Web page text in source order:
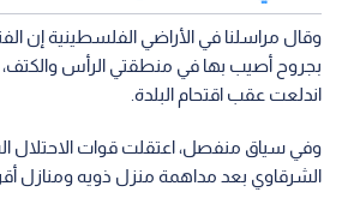
وقال مراسلنا في الأراضي الفلسطينية إن
بجروح أصيب بها في منطقتي الرأس والكتف،
اندلعت عقب اقتحام البلدة.
وفي سياق منفصل، اعتقلت قوات الاحتلال
الشرقاوي بعد مداهمة منزل ذويه ومنازل